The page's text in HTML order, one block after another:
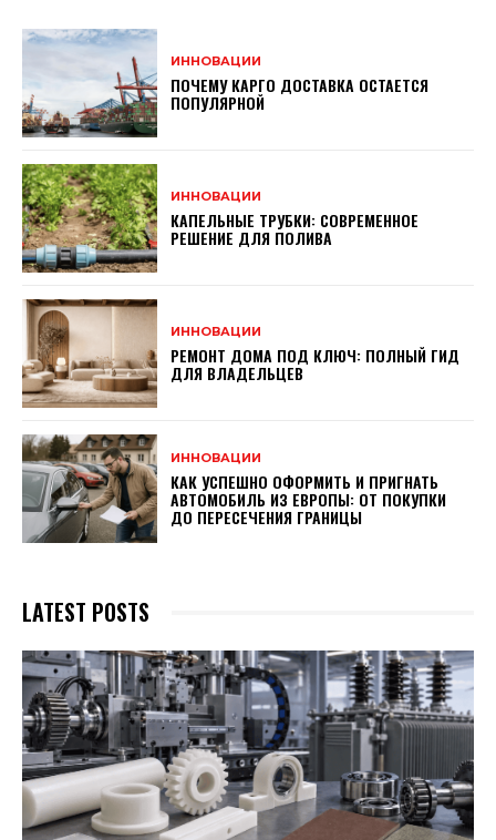
ИННОВАЦИИ
ПОЧЕМУ КАРГО ДОСТАВКА ОСТАЕТСЯ
ПОПУЛЯРНОЙ
ИННОВАЦИИ
КАПЕЛЬНЫЕ ТРУБКИ: СОВРЕМЕННОЕ
РЕШЕНИЕ ДЛЯ ПОЛИВА
ИННОВАЦИИ
РЕМОНТ ДОМА ПОД КЛЮЧ: ПОЛНЫЙ ГИД
ДЛЯ ВЛАДЕЛЬЦЕВ
ИННОВАЦИИ
КАК УСПЕШНО ОФОРМИТЬ И ПРИГНАТЬ
АВТОМОБИЛЬ ИЗ ЕВРОПЫ: ОТ ПОКУПКИ
ДО ПЕРЕСЕЧЕНИЯ ГРАНИЦЫ
LATEST POSTS